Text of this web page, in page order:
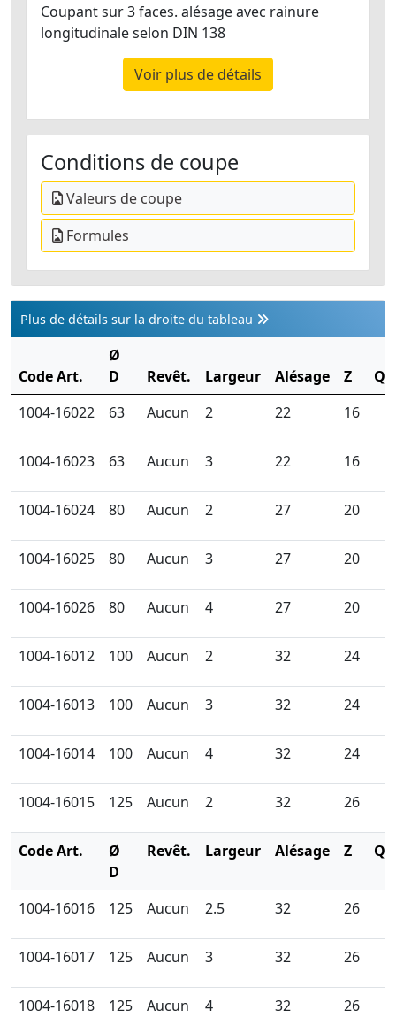
Coupant sur 3 faces. alésage avec rainure
longitudinale selon DIN 138
Voir plus de détails
Conditions de coupe
Valeurs de coupe
Formules
Plus de détails sur la droite du tableau
Code Art.
Ø
D
Revêt. Largeur Alésage Z
1004-16022
63 Aucun 2 22 16
1004-16023 63 Aucun 3 22 16
1004-16024 80 Aucun 2 27 20
1004-16025 80 Aucun 3 27 20
1004-16026 80 Aucun 4 27 20
1004-16012 100 Aucun 2 32 24
1004-16013 100 Aucun 3 32 24
1004-16014 100 Aucun 4 32 24
1004-16015 125 Aucun 2 32 26
Code Art.
Ø
D
Revêt. Largeur Alésage Z
1004-16016 125 Aucun 2.5 32 26
1004-16017 125 Aucun 3 32 26
1004-16018 125 Aucun 4 32 26